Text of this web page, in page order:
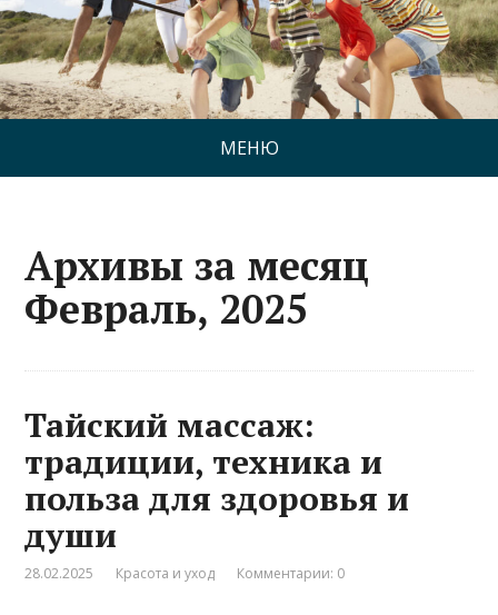
МЕНЮ
Архивы за месяц
Февраль, 2025
Тайский массаж:
традиции, техника и
польза для здоровья и
души
28.02.2025 Красота и уход Комментарии: 0